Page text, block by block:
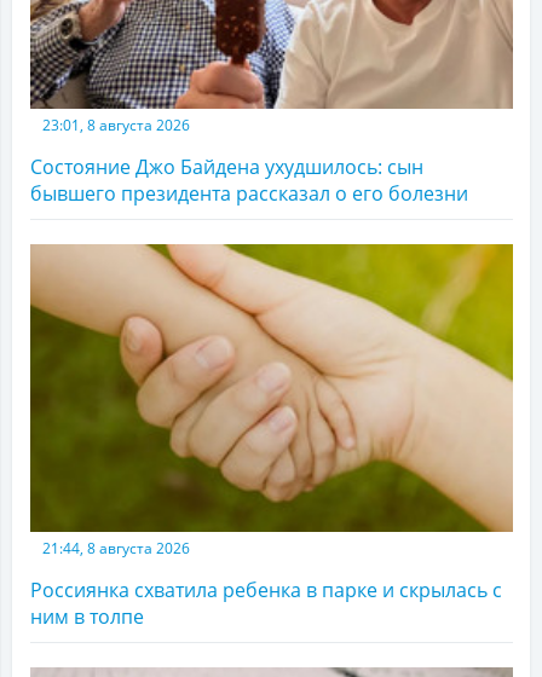
23:01, 8 августа 2026
Состояние Джо Байдена ухудшилось: сын
бывшего президента рассказал о его болезни
21:44, 8 августа 2026
Россиянка схватила ребенка в парке и скрылась с
ним в толпе